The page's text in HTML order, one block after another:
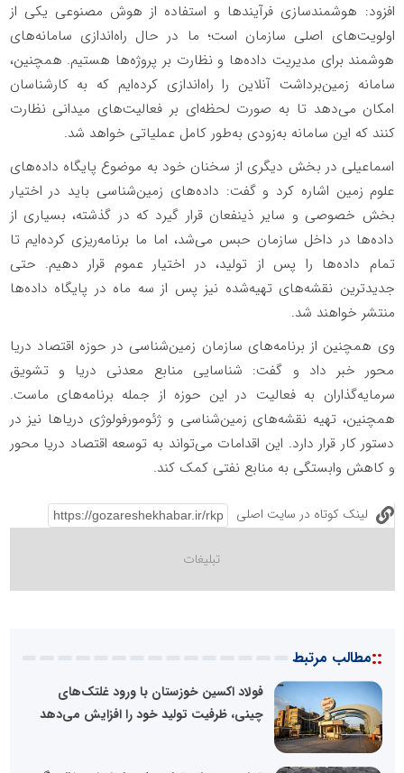
افزود: هوشمندسازی فرآیندها و استفاده از هوش مصنوعی یکی از
اولویت‌های اصلی سازمان است؛ ما در حال راه‌اندازی سامانه‌های
هوشمند برای مدیریت داده‌ها و نظارت بر پروژه‌ها هستیم. همچنین،
سامانه زمین‌برداشت آنلاین را راه‌اندازی کرده‌ایم که به کارشناسان
امکان می‌دهد تا به صورت لحظه‌ای بر فعالیت‌های میدانی نظارت
کنند که این سامانه به‌زودی به‌طور کامل عملیاتی خواهد شد.
اسماعیلی در بخش دیگری از سخنان خود به موضوع پایگاه داده‌های
علوم زمین اشاره کرد و گفت: داده‌های زمین‌شناسی باید در اختیار
بخش خصوصی و سایر ذینفعان قرار گیرد که در گذشته، بسیاری از
داده‌ها در داخل سازمان حبس می‌شد، اما ما برنامه‌ریزی کرده‌ایم تا
تمام داده‌ها را پس از تولید، در اختیار عموم قرار دهیم. حتی
جدیدترین نقشه‌های تهیه‌شده نیز پس از سه ماه در پایگاه داده‌ها
منتشر خواهند شد.
وی همچنین از برنامه‌های سازمان زمین‌شناسی در حوزه اقتصاد دریا
محور خبر داد و گفت: شناسایی منابع معدنی دریا و تشویق
سرمایه‌گذاران به فعالیت در این حوزه از جمله برنامه‌های ماست.
همچنین، تهیه نقشه‌های زمین‌شناسی و ژئومورفولوژی دریاها نیز در
دستور کار قرار دارد. این اقدامات می‌تواند به توسعه اقتصاد دریا محور
و کاهش وابستگی به منابع نفتی کمک کند.
لینک کوتاه در سایت اصلی
::مطالب مرتبط
فولاد اکسین خوزستان با ورود غلتک‌های
چینی، ظرفیت تولید خود را افزایش می‌دهد